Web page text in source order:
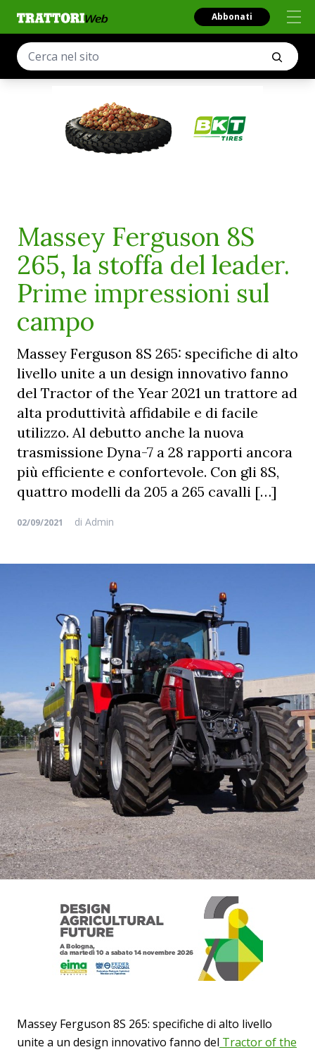
Abbonati
Massey Ferguson 8S
265, la stoffa del leader.
Prime impressioni sul
campo
Massey Ferguson 8S 265: specifiche di alto
livello unite a un design innovativo fanno
del Tractor of the Year 2021 un trattore ad
alta produttività affidabile e di facile
utilizzo. Al debutto anche la nuova
trasmissione Dyna-7 a 28 rapporti ancora
più efficiente e confortevole. Con gli 8S,
quattro modelli da 205 a 265 cavalli […]
02/09/2021 di Admin
Massey Ferguson 8S 265: specifiche di alto livello
unite a un design innovativo fanno del Tractor of the